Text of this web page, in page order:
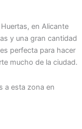
en Alicante
y una gran cantidad
perfecta para hacer
mucho de la ciudad.
a esta zona en